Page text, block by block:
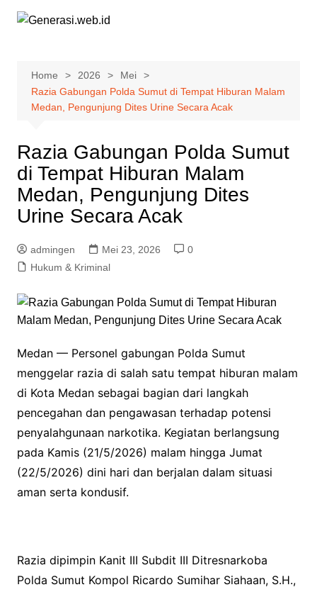
Home 2026
Mei
Razia Gabungan Polda Sumut di Tempat Hiburan Malam
Medan, Pengunjung Dites Urine Secara Acak
Razia Gabungan Polda Sumut
di Tempat Hiburan Malam
Medan, Pengunjung Dites
Urine Secara Acak
admingen Mei 23, 2026
0
Hukum & Kriminal
Medan — Personel gabungan Polda Sumut
menggelar razia di salah satu tempat hiburan malam
di Kota Medan sebagai bagian dari langkah
pencegahan dan pengawasan terhadap potensi
penyalahgunaan narkotika. Kegiatan berlangsung
pada Kamis (21/5/2026) malam hingga Jumat
(22/5/2026) dini hari dan berjalan dalam situasi
aman serta kondusif.
Razia dipimpin Kanit III Subdit III Ditresnarkoba
Polda Sumut Kompol Ricardo Sumihar Siahaan, S.H.,